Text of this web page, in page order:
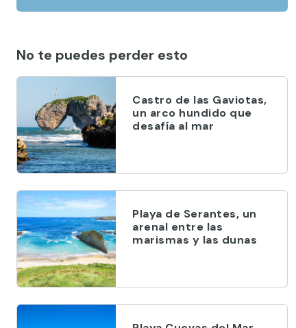
No te puedes perder esto
Castro de las Gaviotas,
un arco hundido que
desafía al mar
Playa de Serantes, un
arenal entre las
marismas y las dunas